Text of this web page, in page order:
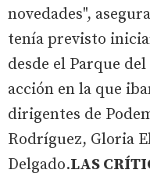
novedades",
tenía previsto
desde el Parque
acción en la que
dirigentes de
Rodríguez, Gloria
Delgado.LAS